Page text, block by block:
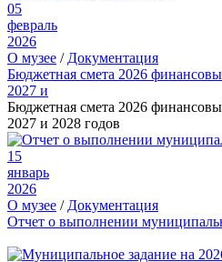
05
февраль
2026
О музее / Документация
Бюджетная смета 2026
2027 и
Бюджетная смета 2026
2027 и 2028 годов
15
январь
2026
О музее / Документация
Отчет о выполнении